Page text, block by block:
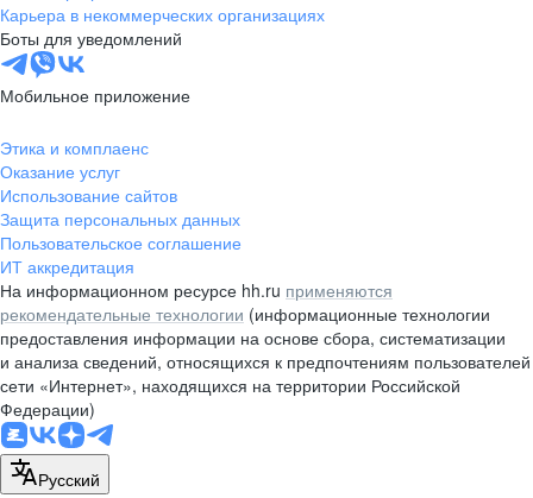
Минск
пр-т Дзержинского, д. 57,
10 этаж, помещение 45-1
pr@rabota.by
Алматы
пр. Абая, д. 151, БЦ Алатау,
12 этаж, офис 1209
+7 727 232-13-13
pr@headhunter.com.kz
Карьера в некоммерческих организациях
Боты для уведомлений
Мобильное приложение
Этика и комплаенс
Оказание услуг
Использование сайтов
Защита персональных данных
Пользовательское соглашение
ИТ аккредитация
На информационном ресурсе hh.ru применяются
рекомендательные технологии (информационные технологии
предоставления информации на основе сбора, систематизации
и анализа сведений, относящихся к предпочтениям пользователей
сети «Интернет», находящихся на территории Российской
Федерации)
Русский